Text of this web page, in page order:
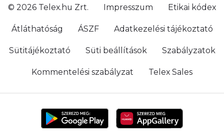
© 2026 Telex.hu Zrt. Impresszum Etikai kódex
Átláthatóság ÁSZF Adatkezelési tájékoztató
Sütitájékoztató Süti beállítások Szabályzatok
Kommentelési szabályzat Telex Sales